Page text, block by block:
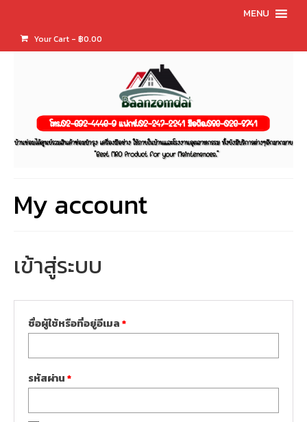
MENU
Your Cart - ฿0.00
My account
เข้าสู่ระบบ
ชื่อผู้ใช้หรือที่อยู่อีเมล*ต้องการ
รหัสผ่าน*ต้องการ